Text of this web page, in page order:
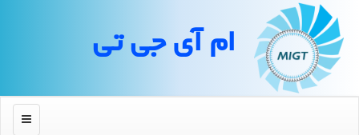
ام آی جی تی
منو